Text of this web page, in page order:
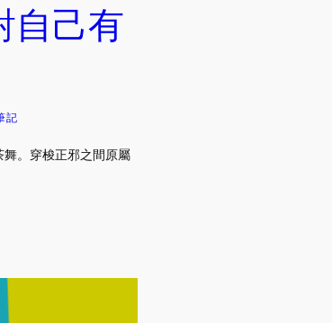
自己有
記
。穿梭正邪之間原屬